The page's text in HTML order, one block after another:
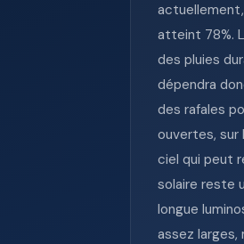
atteint 78%.
des pluies
dépendra
des rafales
ouvertes, sur
ciel qui peut
solaire reste
longue
assez larges,